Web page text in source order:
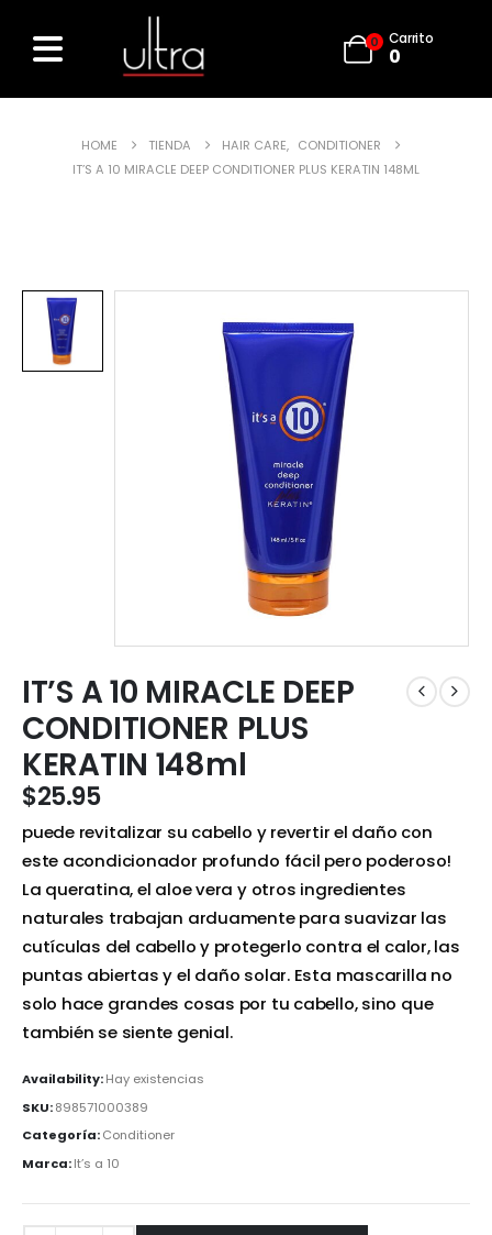
0 Carrito
0
HOME TIENDA HAIR CARE, CONDITIONER
IT’S A 10 MIRACLE DEEP CONDITIONER PLUS KERATIN 148ML
IT’S A 10 MIRACLE DEEP
CONDITIONER PLUS
KERATIN 148ml
$25.95
puede revitalizar su cabello y revertir el daño con
este acondicionador profundo fácil pero poderoso!
La queratina, el aloe vera y otros ingredientes
naturales trabajan arduamente para suavizar las
cutículas del cabello y protegerlo contra el calor, las
puntas abiertas y el daño solar. Esta mascarilla no
solo hace grandes cosas por tu cabello, sino que
también se siente genial.
Availability:Hay existencias
SKU:898571000389
Categoría:Conditioner
Marca:It’s a 10